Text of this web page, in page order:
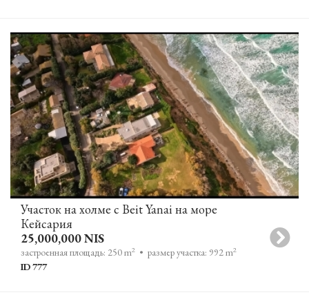
Участок на холме с Beit Yanai на море
Кейсария
25,000,000 NIS
застроенная площадь: 250 m2 • размер участка: 992 m2
ID 777